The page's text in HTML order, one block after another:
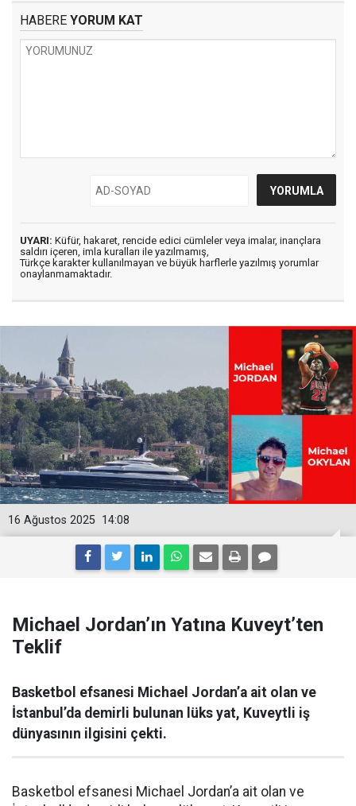
HABERE YORUM KAT
UYARI: Küfür, hakaret, rencide edici cümleler veya imalar, inançlara
saldırı içeren, imla kuralları ile yazılmamış,
Türkçe karakter kullanılmayan ve büyük harflerle yazılmış yorumlar
onaylanmamaktadır.
14:08
16 Ağustos 2025
Michael Jordan’ın Yatına Kuveyt’ten
Teklif
Basketbol efsanesi Michael Jordan’a ait olan ve
İstanbul’da demirli bulunan lüks yat, Kuveytli iş
dünyasının ilgisini çekti.
Basketbol efsanesi Michael Jordan’a ait olan ve